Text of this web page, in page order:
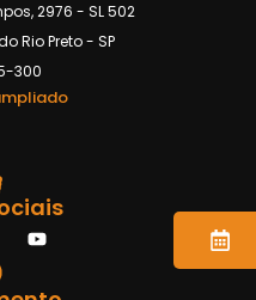
2976 - SL 502
Rio Preto - SP
300